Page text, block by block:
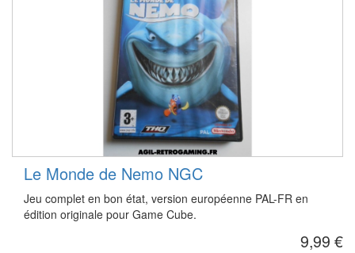
Le Monde de Nemo NGC
Jeu complet en bon état, version européenne PAL-FR en
édition originale pour Game Cube.
9,99 €